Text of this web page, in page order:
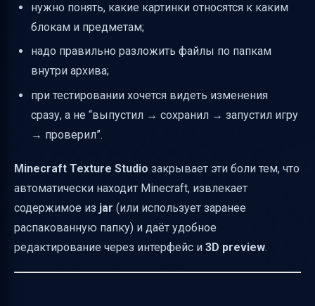
Текущее ограничение: новые блоки могут
не добавляться
Как быстро установить и проверить
готовый pack в игре
Короткий итог: чем Minecraft Texture Studio
лучше ручного способа
нужно понять, какие картинки относятся к каким
блокам и предметам;
надо правильно разложить файлы по папкам
внутри архива;
при тестировании хочется видеть изменения
сразу, а не “выпустил → сохранил → запустил игру
→ проверил”.
Minecraft Texture Studio закрывает эти боли тем, что
автоматически находит Minecraft, извлекает
содержимое из jar (или использует заранее
распакованную папку) и даёт удобное
редактирование через интерфейс и 3D preview.